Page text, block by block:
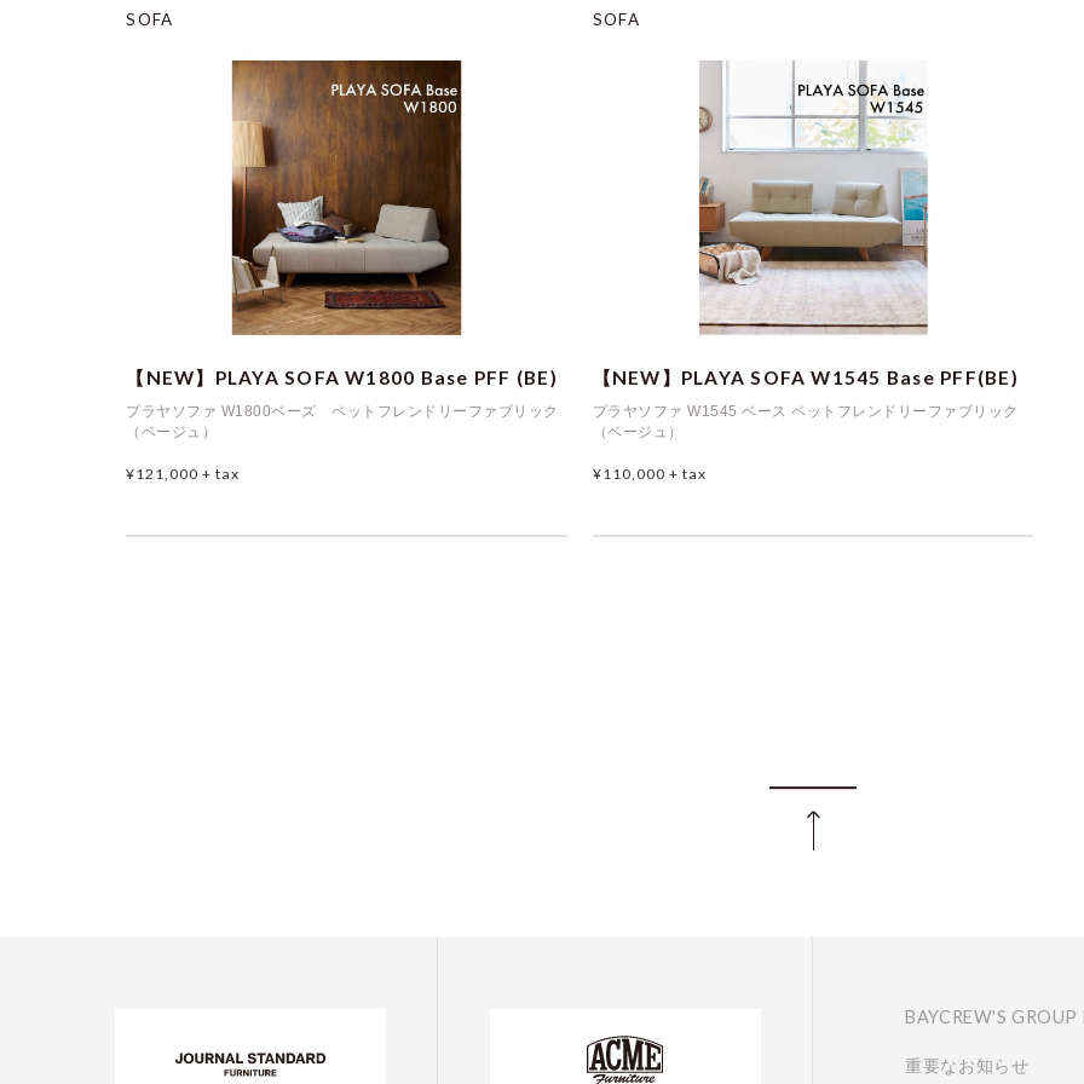
SOFA
【NEW】PLAYA SOFA W1800 Base PFF (BE)
プラヤソファ W1800ベーズ ペットフレンドリーファブリック
（ベージュ）
¥121,000+ tax
SOFA
【NEW】PLAYA SOFA W1545 Base PFF(BE)
プラヤソファ W1545 ベース ペットフレンドリーファブリック
（ベージュ）
¥110,000 + tax
BAYCREW'S GROUP
重要なお知らせ